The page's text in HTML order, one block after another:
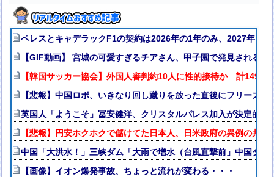
ペレスとキャデラックF1の契約は2026年の1年のみ、2027年に
【GIF動画】 宮城の可愛すぎるチアさん、甲子園で発見される
【韓国サッカー協会】外国人審判約10人に性的接待か 計1496
【悲報】中国ロボ、いきなり回し蹴りを放った直後にフリーズｗ
英国人「ようこそ」冨安健洋、クリスタルパレス加入が決定的
【悲報】円安ホクホクで儲けてた日本人、日米政府の異例の共
中国「大洪水！」三峡ダム「大雨で増水（台風直撃前」中国ダ
【画像】イオン爆発事故、ちょっと流れが変わる・・・